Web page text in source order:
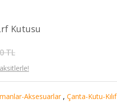
Kutusu
TL
Aksesuarlar , Çanta-Kutu-Kılıf